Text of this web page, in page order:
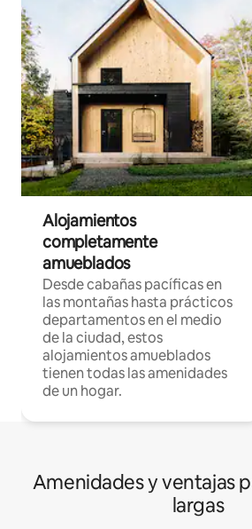
Alojamientos
completamente
amueblados
Desde cabañas pacíficas en
las montañas hasta prácticos
departamentos en el medio
de la ciudad, estos
alojamientos amueblados
tienen todas las amenidades
de un hogar.
Amenidades y ventajas
largas